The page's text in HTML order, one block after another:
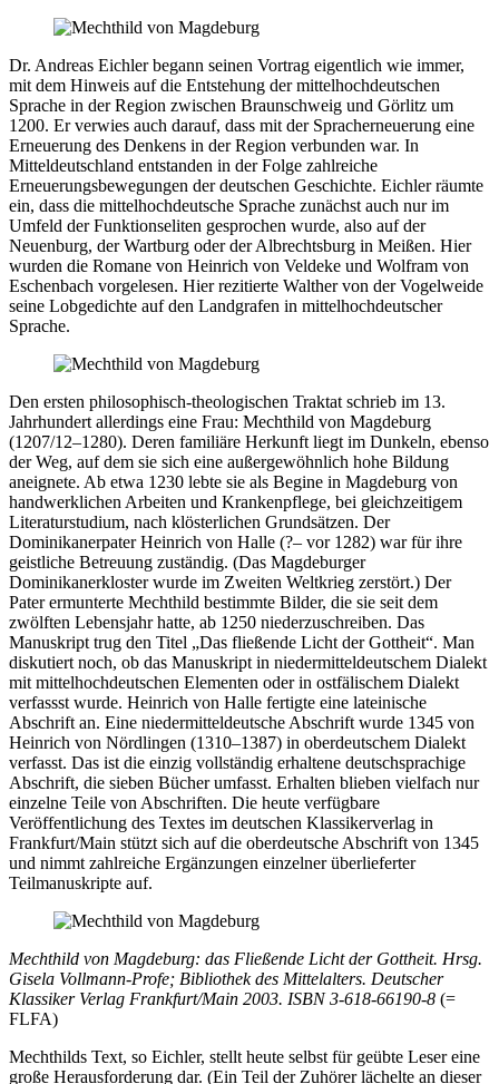
Dr. Andreas Eichler begann seinen Vortrag eigentlich wie immer,
mit dem Hinweis auf die Entstehung der mittelhochdeutschen
Sprache in der Region zwischen Braunschweig und Görlitz um
1200. Er verwies auch darauf, dass mit der Spracherneuerung eine
Erneuerung des Denkens in der Region verbunden war. In
Mitteldeutschland entstanden in der Folge zahlreiche
Erneuerungsbewegungen der deutschen Geschichte. Eichler räumte
ein, dass die mittelhochdeutsche Sprache zunächst auch nur im
Umfeld der Funktionseliten gesprochen wurde, also auf der
Neuenburg, der Wartburg oder der Albrechtsburg in Meißen. Hier
wurden die Romane von Heinrich von Veldeke und Wolfram von
Eschenbach vorgelesen. Hier rezitierte Walther von der Vogelweide
seine Lobgedichte auf den Landgrafen in mittelhochdeutscher
Sprache.
Den ersten philosophisch-theologischen Traktat schrieb im 13.
Jahrhundert allerdings eine Frau: Mechthild von Magdeburg
(1207/12–1280). Deren familiäre Herkunft liegt im Dunkeln, ebenso
der Weg, auf dem sie sich eine außergewöhnlich hohe Bildung
aneignete. Ab etwa 1230 lebte sie als Begine in Magdeburg von
handwerklichen Arbeiten und Krankenpflege, bei gleichzeitigem
Literaturstudium, nach klösterlichen Grundsätzen. Der
Dominikanerpater Heinrich von Halle (?– vor 1282) war für ihre
geistliche Betreuung zuständig. (Das Magdeburger
Dominikanerkloster wurde im Zweiten Weltkrieg zerstört.) Der
Pater ermunterte Mechthild bestimmte Bilder, die sie seit dem
zwölften Lebensjahr hatte, ab 1250 niederzuschreiben. Das
Manuskript trug den Titel „Das fließende Licht der Gottheit“. Man
diskutiert noch, ob das Manuskript in niedermitteldeutschem Dialekt
mit mittelhochdeutschen Elementen oder in ostfälischem Dialekt
verfassst wurde. Heinrich von Halle fertigte eine lateinische
Abschrift an. Eine niedermitteldeutsche Abschrift wurde 1345 von
Heinrich von Nördlingen (1310–1387) in oberdeutschem Dialekt
verfasst. Das ist die einzig vollständig erhaltene deutschsprachige
Abschrift, die sieben Bücher umfasst. Erhalten blieben vielfach nur
einzelne Teile von Abschriften. Die heute verfügbare
Veröffentlichung des Textes im deutschen Klassikerverlag in
Frankfurt/Main stützt sich auf die oberdeutsche Abschrift von 1345
und nimmt zahlreiche Ergänzungen einzelner überlieferter
Teilmanuskripte auf.
Mechthild von Magdeburg: das Fließende Licht der Gottheit. Hrsg.
Gisela Vollmann-Profe; Bibliothek des Mittelalters. Deutscher
Klassiker Verlag Frankfurt/Main 2003. ISBN 3-618-66190-8 (=
FLFA)
Mechthilds Text, so Eichler, stellt heute selbst für geübte Leser eine
große Herausforderung dar. (Ein Teil der Zuhörer lächelte an dieser